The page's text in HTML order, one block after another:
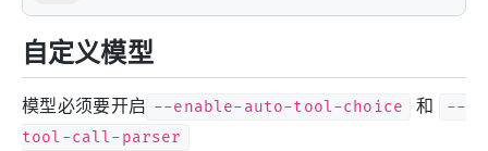
自定义模型
模型必须要开启 --enable-auto-tool-choice 和
--
tool-call-parser